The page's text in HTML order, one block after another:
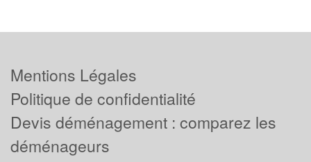
Mentions Légales
Politique de confidentialité
Devis déménagement : comparez les
déménageurs